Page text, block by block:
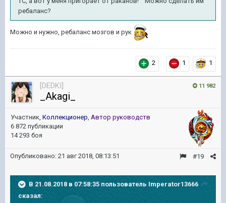
ребаланс?
Можно и нужно, ребаланс мозгов и рук
2 1 1
11 982
[DEDKI]
_Akagi_
Участник, Коллекционер, Автор руководств
6 872 публикации
14 293 боя
#19
Опубликовано: 21 авг 2018, 08:13:51
В 21.08.2018 в 07:58:35 пользователь Imperator13666
сказал: